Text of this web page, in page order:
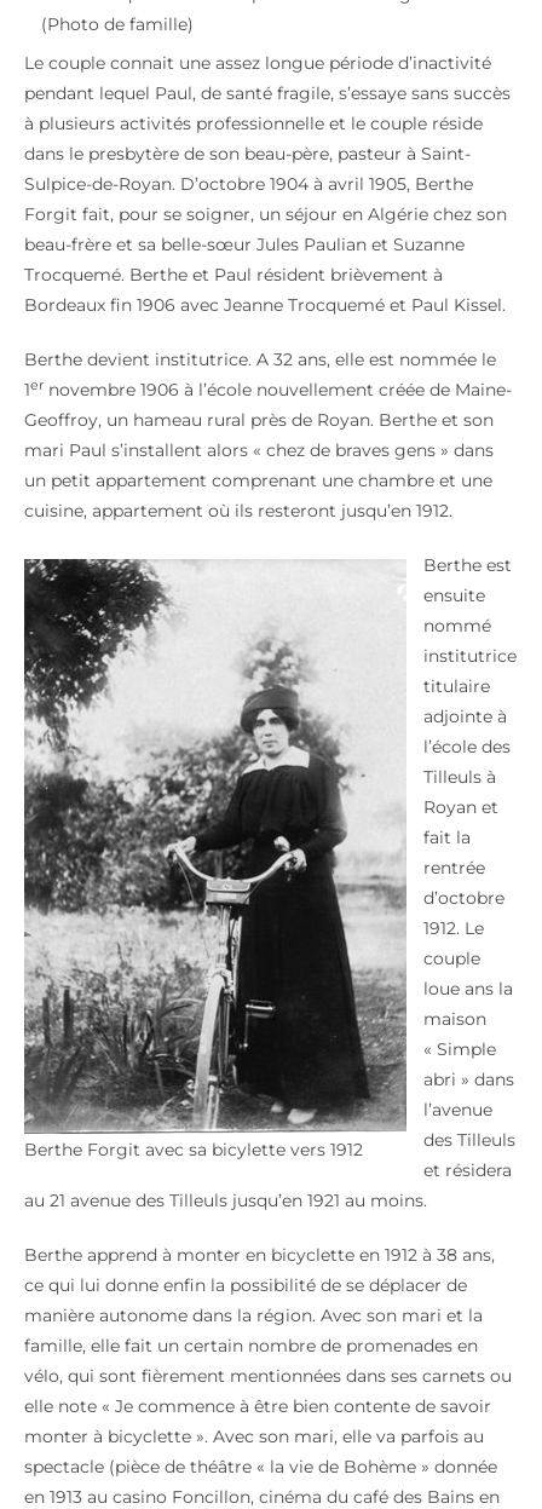
(Photo de famille)
Le couple connait une assez longue période d’inactivité
pendant lequel Paul, de santé fragile, s’essaye sans succès
à plusieurs activités professionnelle et le couple réside
dans le presbytère de son beau-père, pasteur à Saint-
Sulpice-de-Royan. D’octobre 1904 à avril 1905, Berthe
Forgit fait, pour se soigner, un séjour en Algérie chez son
beau-frère et sa belle-sœur Jules Paulian et Suzanne
Trocquemé. Berthe et Paul résident brièvement à
Bordeaux fin 1906 avec Jeanne Trocquemé et Paul Kissel.
Berthe devient institutrice. A 32 ans, elle est nommée le
1er novembre 1906 à l’école nouvellement créée de Maine-
Geoffroy, un hameau rural près de Royan. Berthe et son
mari Paul s’installent alors « chez de braves gens » dans
un petit appartement comprenant une chambre et une
cuisine, appartement où ils resteront jusqu’en 1912.
Berthe Forgit avec sa bicylette vers 1912
Berthe est
ensuite
nommé
institutrice
titulaire
adjointe à
l’école des
Tilleuls à
Royan et
fait la
rentrée
d’octobre
1912. Le
couple
loue ans la
maison
« Simple
abri » dans
l’avenue
des Tilleuls
et résidera
au 21 avenue des Tilleuls jusqu’en 1921 au moins.
Berthe apprend à monter en bicyclette en 1912 à 38 ans,
ce qui lui donne enfin la possibilité de se déplacer de
manière autonome dans la région. Avec son mari et la
famille, elle fait un certain nombre de promenades en
vélo, qui sont fièrement mentionnées dans ses carnets ou
elle note « Je commence à être bien contente de savoir
monter à bicyclette ». Avec son mari, elle va parfois au
spectacle (pièce de théâtre « la vie de Bohème » donnée
en 1913 au casino Foncillon, cinéma du café des Bains en